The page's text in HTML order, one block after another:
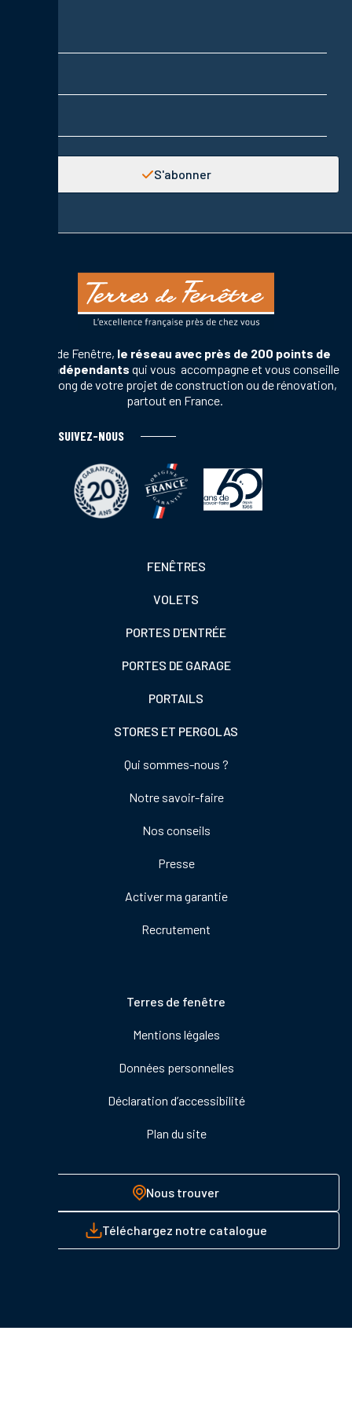
S'abonner
Terres de Fenêtre, le réseau avec près de 200 points de
vente indépendants qui vous accompagne et vous conseille
tout au long de votre projet de construction ou de rénovation,
partout en France.
SUIVEZ-NOUS
FENÊTRES
VOLETS
PORTES D'ENTRÉE
PORTES DE GARAGE
PORTAILS
STORES ET PERGOLAS
Qui sommes-nous ?
Notre savoir-faire
Nos conseils
Presse
Activer ma garantie
Recrutement
Terres de fenêtre
Mentions légales
Données personnelles
Déclaration d’accessibilité
Plan du site
Nous trouver
Téléchargez notre catalogue